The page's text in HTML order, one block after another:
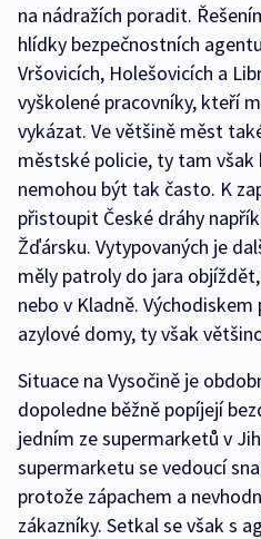
na nádražích poradit.
hlídky bezpečnostních
Vršovicích, Holešovicích a
vyškolené pracovníky, kteří
vykázat. Ve většině měst
městské policie, ty tam
nemohou být tak často. K
přistoupit České dráhy
Žďársku. Vytypovaných je
měly patroly do jara
nebo v Kladně.
azylové domy, ty však
Situace na Vysočině je
dopoledne běžně popíjejí
jedním ze supermarketů v
supermarketu se vedoucí
protože zápachem a
zákazníky. Setkal se však s